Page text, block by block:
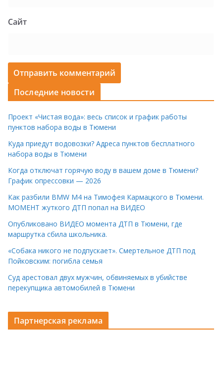
Сайт
Последние новости
Проект «Чистая вода»: весь список и график работы
пунктов набора воды в Тюмени
Куда приедут водовозки? Адреса пунктов бесплатного
набора воды в Тюмени
Когда отключат горячую воду в вашем доме в Тюмени?
График опрессовки — 2026
Как разбили BMW M4 на Тимофея Кармацкого в Тюмени.
МОМЕНТ жуткого ДТП попал на ВИДЕО
Опубликовано ВИДЕО момента ДТП в Тюмени, где
маршрутка сбила школьника.
«Собака никого не подпускает». Смертельное ДТП под
Пойковским: погибла семья
Суд арестовал двух мужчин, обвиняемых в убийстве
перекупщика автомобилей в Тюмени
Партнерская реклама